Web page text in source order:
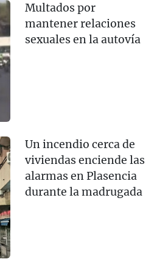
Multados por
mantener relaciones
sexuales en la autovía
Un incendio cerca de
viviendas enciende las
alarmas en Plasencia
durante la madrugada